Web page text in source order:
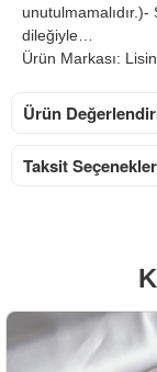
dileğiyle…
Ürün Markası:
Ürün
Taksit